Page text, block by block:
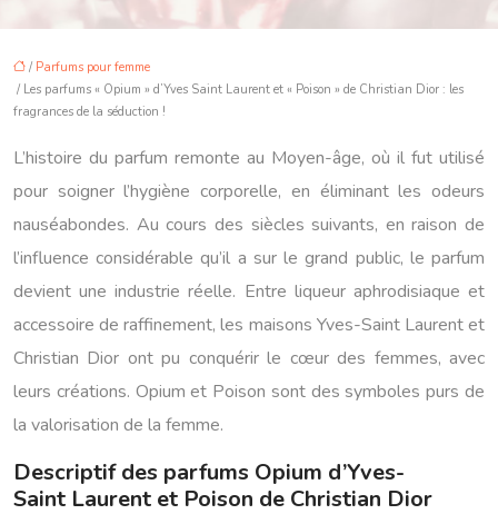
/ Parfums pour femme
/ Les parfums « Opium » d’Yves Saint Laurent et « Poison » de Christian Dior : les
fragrances de la séduction !
L’histoire du parfum remonte au Moyen-âge, où il fut utilisé
pour soigner l’hygiène corporelle, en éliminant les odeurs
nauséabondes. Au cours des siècles suivants, en raison de
l’influence considérable qu’il a sur le grand public, le parfum
devient une industrie réelle. Entre liqueur aphrodisiaque et
accessoire de raffinement, les maisons Yves-Saint Laurent et
Christian Dior ont pu conquérir le cœur des femmes, avec
leurs créations. Opium et Poison sont des symboles purs de
la valorisation de la femme.
Descriptif des parfums Opium d’Yves-
Saint Laurent et Poison de Christian Dior